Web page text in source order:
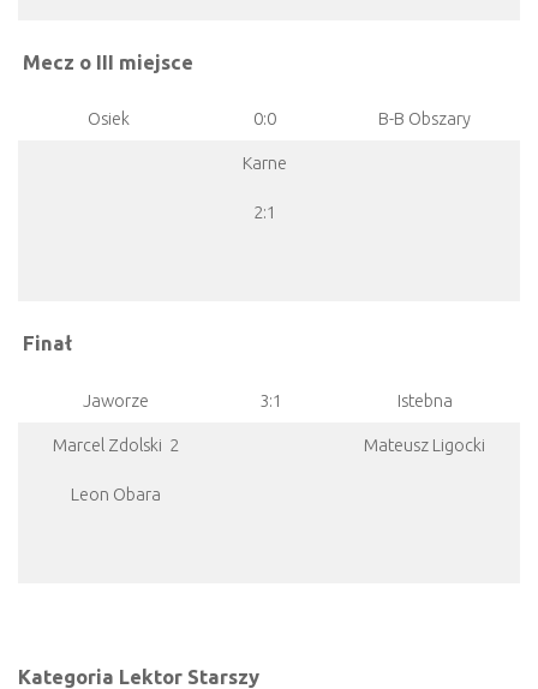
Mecz o III miejsce
Osiek 0:0 B-B Obszary
Karne
2:1
Finał
Jaworze 3:1 Istebna
Marcel Zdolski 2
Leon Obara
Mateusz Ligocki
Kategoria Lektor Starszy